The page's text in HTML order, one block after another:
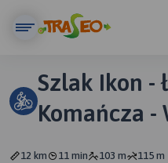
Szlak Ikon -
Komańcza -
12 km 11 min 103 m 115 m